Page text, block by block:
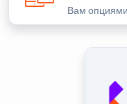
Вам опциями